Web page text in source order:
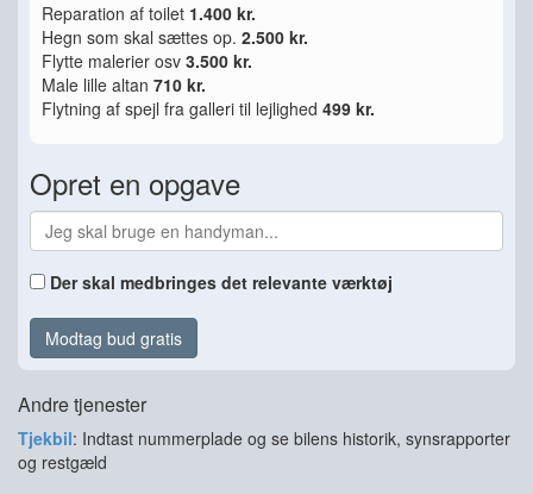
Reparation af toilet 1.400 kr.
Hegn som skal sættes op. 2.500 kr.
Flytte malerier osv 3.500 kr.
Male lille altan 710 kr.
Flytning af spejl fra galleri til lejlighed 499 kr.
Opret en opgave
Der skal medbringes det relevante værktøj
Modtag bud gratis
Andre tjenester
Tjekbil: Indtast nummerplade og se bilens historik, synsrapporter
og restgæld